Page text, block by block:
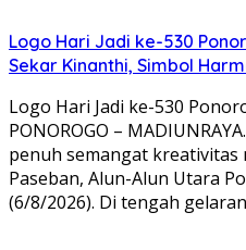
Logo Hari Jadi ke-530
Sekar Kinanthi, Simbol
Logo Hari Jadi ke-530
PONOROGO –
penuh semangat kreativitas
Paseban, Alun-Alun Utara
(6/8/2026). Di tengah